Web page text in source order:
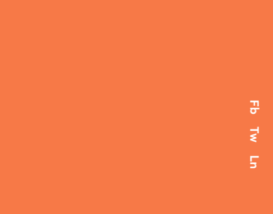
Fb
Fb
Tw
Tw
Ln
Ln